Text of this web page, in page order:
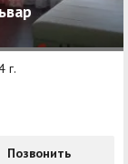
г.
Позвонить